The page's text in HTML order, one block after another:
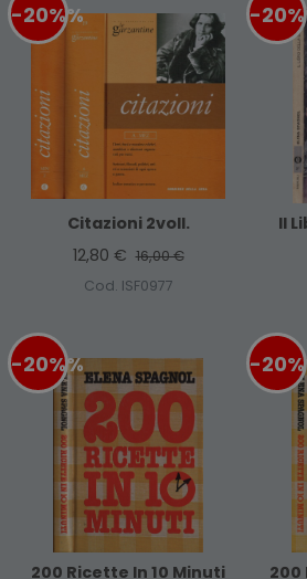
-20%%
Citazioni 2voll.
12,80 € 16,00 €
Cod. ISF0977
-20%
Il
-20%%
200 Ricette In 10 Minuti
-20%
200